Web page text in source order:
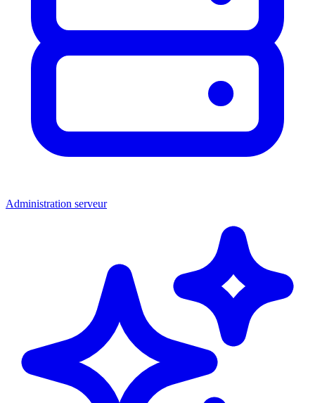
Administration serveur